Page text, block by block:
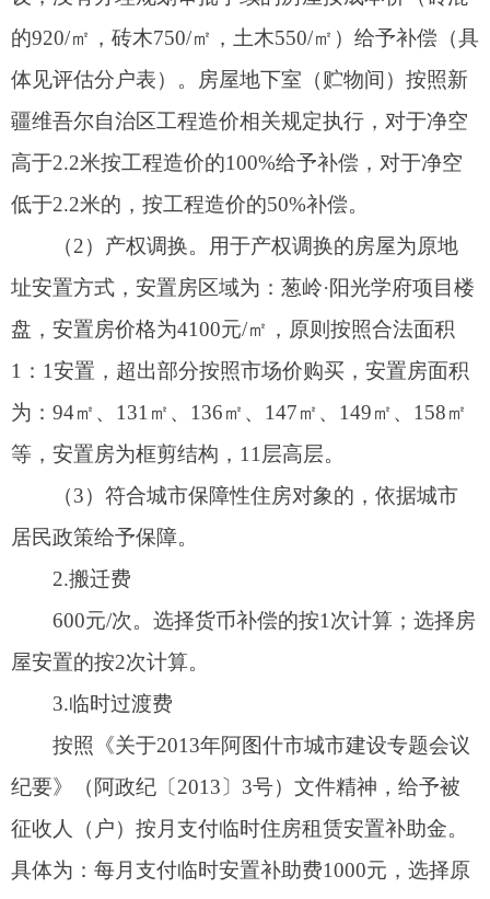
具体为：每月支付临时安置补助费1000元，选择原
址安置房屋的计发24个月临时过渡补助费（以实际
发生时间节点进行结算）；选择货币补偿的不予计
发临时过渡补助费。选择由征收主体提供周转房
的，不予计发临时过渡补助费。
被征收人在规定签约期限内签订征收补偿协议
并搬离私人物品，交付房屋的，按照下列内容进行
奖励：
在每批次通知签约期内签约并搬离私人物品，
交付房屋及相关证照的奖励1.5万元。奖励金额以产
必须在《房屋征收补偿安置协议》规定的期限内搬
离私人物品，并交付房屋及相关证照，由项目组出
具证明后进行奖励金支付。
（六）安置
1.货币补偿后自行安置
得再向征收主体要求征收安置。对于经济确有困
难，确实存在居住困难的，可根据自治区和阿图什
市的有关规定，经所在街道社区及相关部门审核，
符合城市保障性住房条件的可享受保障性住房政
策。
用于产权调换的房屋为原 地址安置方式，安置
房区域为：葱岭·阳光学府项目楼盘，安置房价格为